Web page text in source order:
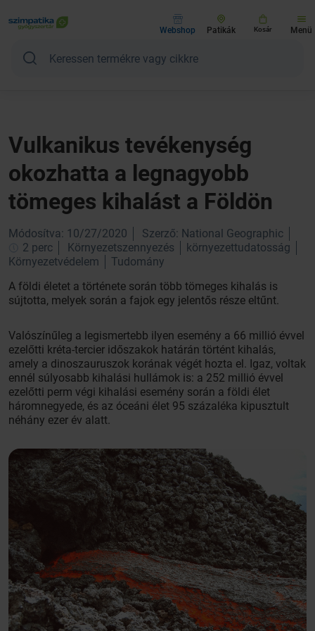
Webshop Patikák Kosár Menü
Vulkanikus tevékenység
okozhatta a legnagyobb
tömeges kihalást a Földön
Módosítva: 10/27/2020
Szerző: National Geographic
2 perc
Környezetszennyezés
környezettudatosság
Környezetvédelem
Tudomány
A földi életet a története során több tömeges kihalás is
sújtotta, melyek során a fajok egy jelentős része eltűnt.
Valószínűleg a legismertebb ilyen esemény a 66 millió évvel
ezelőtti kréta-tercier időszakok határán történt kihalás,
amely a dinoszauruszok korának végét hozta el. Igaz, voltak
ennél súlyosabb kihalási hullámok is: a 252 millió évvel
ezelőtti perm végi kihalási esemény során a földi élet
háromnegyede, és az óceáni élet 95 százaléka kipusztult
néhány ezer év alatt.